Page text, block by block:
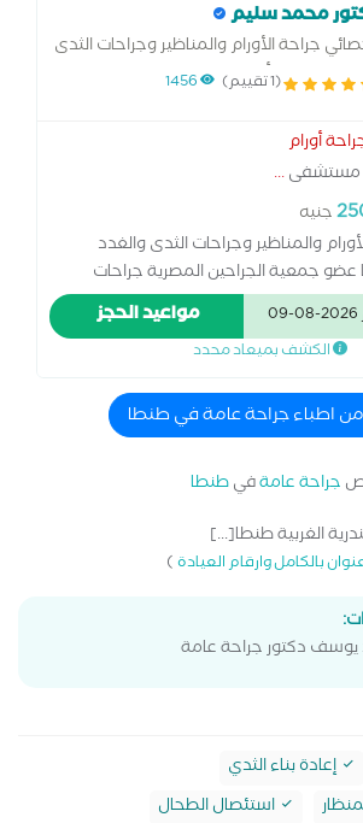
محمد سليم
جراحة الأورام والمناظير وجراحات الثدى
بمعهد أورام طنطا
(1 تقييم) 1456
أورام
مستشفى...
جنيه
والمناظير وجراحات الثدى والغدد
جمعية الجراحين المصرية جراحات
بناء الثدى استئصال أورام الجهاز الهضمى
بالمنظار استئصال الزائدة والمرارة
مواعيد الحجز
الكشف بميعاد محدد
من اطباء جراحة عامة في طنطا
جراحة عامةفيطنطا
الغربية طنطا[...]
بالكامل وارقام العيادة)
دكتور جراحة عامة
إعادة بناء الثدي
استئصال الطحال